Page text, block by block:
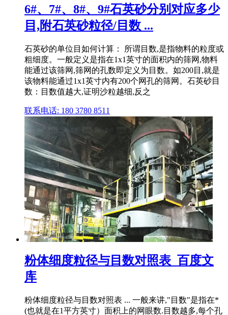
6#、7#、8#、9#石英砂分别对应多少
目,附石英砂粒径/目数 ...
石英砂的单位目如何计算： 所谓目数,是指物料的粒度或
粗细度。一般定义是指在1x1英寸的面积内的筛网,物料
能通过该筛网,筛网的孔数即定义为目数。如200目,就是
该物料能通过1x1英寸内有200个网孔的筛网。石英砂目
数：目数值越大,证明沙粒越细,反之
联系电话: 180 3780 8511
粉体细度粒径与目数对照表_百度文
库
粉体细度粒径与目数对照表 ... 一般来讲,"目数"是指在*
(也就是在1平方英寸）面积上的网眼数.目数越多,每个孔